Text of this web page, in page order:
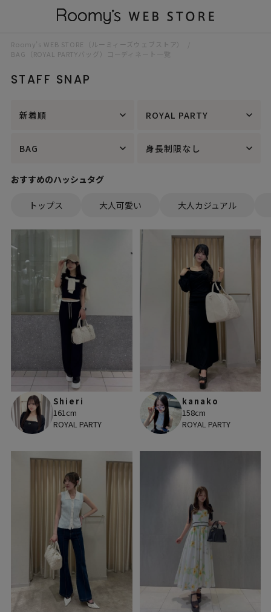
Roomy’s WEB STORE（ルーミィーズウェブストア）
BAG（ROYAL PARTYバッグ）コーディネート一覧
STAFF SNAP
新着順 ROYAL PARTY
BAG 身長制限なし
おすすめのハッシュタグ
トップス 大人可愛い 大人カジュアル
Shieri
161cm
ROYAL PARTY
kanako
158cm
ROYAL PARTY